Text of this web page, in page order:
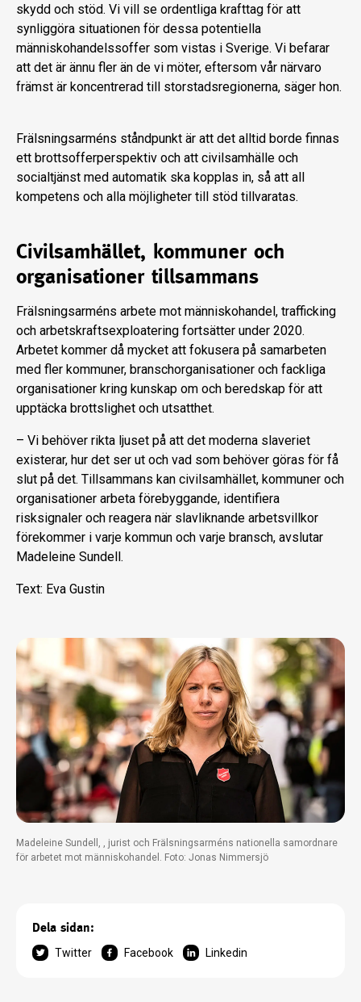
skydd och stöd. Vi vill se ordentliga krafttag för att
synliggöra situationen för dessa potentiella
människohandelssoffer som vistas i Sverige. Vi befarar
att det är ännu fler än de vi möter, eftersom vår närvaro
främst är koncentrerad till storstadsregionerna, säger hon.
Frälsningsarméns ståndpunkt är att det alltid borde finnas
ett brottsofferperspektiv och att civilsamhälle och
socialtjänst med automatik ska kopplas in, så att all
kompetens och alla möjligheter till stöd tillvaratas.
Civilsamhället, kommuner och
organisationer tillsammans
Frälsningsarméns arbete mot människohandel, trafficking
och arbetskraftsexploatering fortsätter under 2020.
Arbetet kommer då mycket att fokusera på samarbeten
med fler kommuner, branschorganisationer och fackliga
organisationer kring kunskap om och beredskap för att
upptäcka brottslighet och utsatthet.
– Vi behöver rikta ljuset på att det moderna slaveriet
existerar, hur det ser ut och vad som behöver göras för få
slut på det. Tillsammans kan civilsamhället, kommuner och
organisationer arbeta förebyggande, identifiera
risksignaler och reagera när slavliknande arbetsvillkor
förekommer i varje kommun och varje bransch, avslutar
Madeleine Sundell.
Text: Eva Gustin
Madeleine Sundell, , jurist och Frälsningsarméns nationella samordnare
för arbetet mot människohandel. Foto: Jonas Nimmersjö
Dela sidan:
Twitter Facebook Linkedin